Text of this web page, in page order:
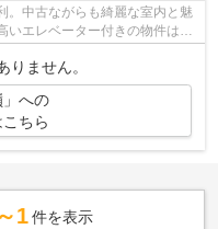
。中古ながらも綺麗な室内と魅
いエレベーター付きの物件はこ
りません。
」への
ちら
1 件を表示